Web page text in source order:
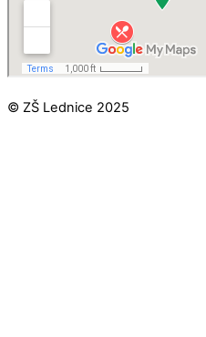
© ZŠ Lednice 2025